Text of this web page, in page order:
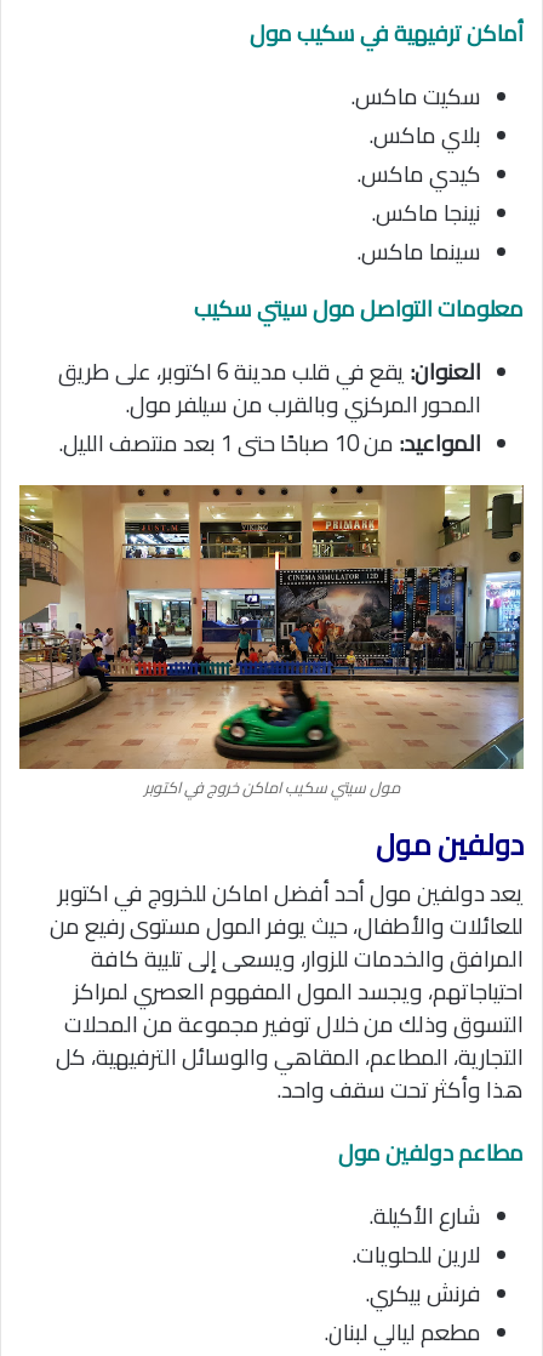
أماكن ترفيهية في سكيب مول
سكيت ماكس.
بلاي ماكس.
كيدي ماكس.
نينجا ماكس.
سينما ماكس.
معلومات التواصل مول سيتي سكيب
العنوان:
يقع في قلب مدينة 6 اكتوبر، على طريق
المحور المركزي وبالقرب من سيلفر مول.
المواعيد:من 10 صباحًا حتى 1 بعد منتصف الليل.
مول سيتي سكيب اماكن خروج في اكتوبر
دولفين مول
يعد دولفين مول أحد أفضل اماكن للخروج في اكتوبر
للعائلات والأطفال، حيثيوفر المول مستوى رفيع من
المرافق والخدمات للزوار، ويسعى إلى تلبية كافة
احتياجاتهم، ويجسد المول المفهوم العصري لمراكز
التسوق وذلك من خلال توفير مجموعة من المحلات
التجارية، المطاعم، المقاهي والوسائل الترفيهية، كل
هذا وأكثر تحت سقف واحد.
مطاعم دولفين مول
شارع الأكيلة.
لارين للحلويات.
فرنش بيكري.
مطعم ليالي لبنان.